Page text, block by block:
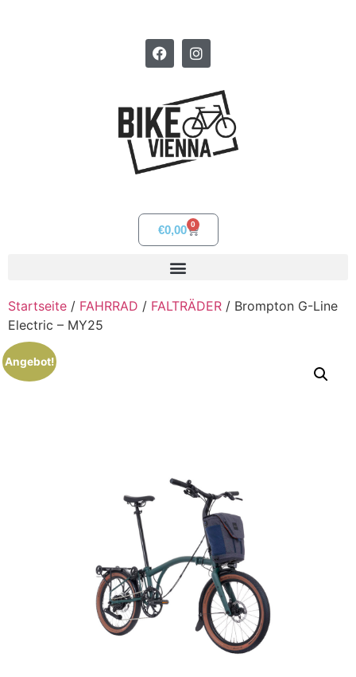
€0,00 0
Startseite / FAHRRAD / FALTRÄDER / Brompton G-Line
Electric – MY25
Angebot!